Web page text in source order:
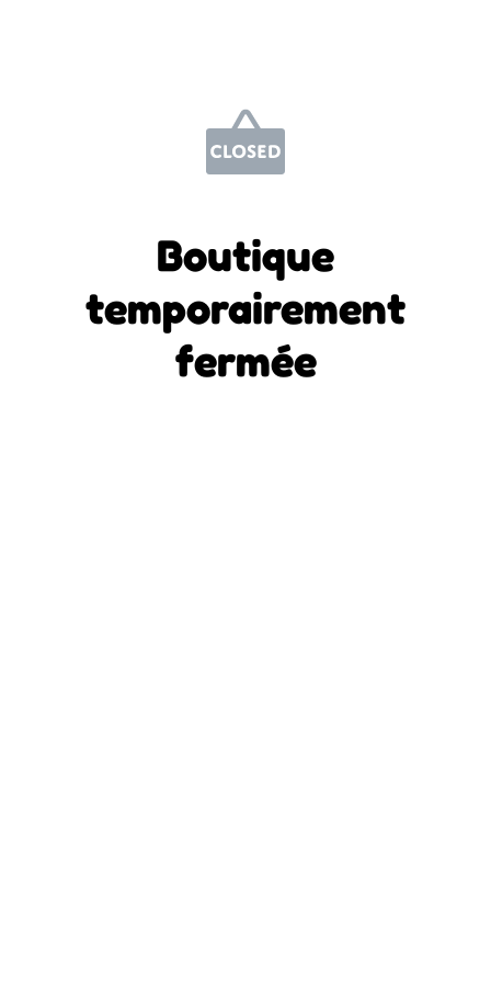
Boutique
temporairement
fermée